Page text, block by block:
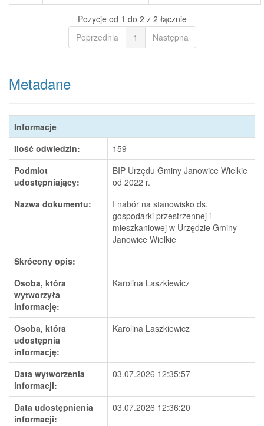
Pozycje od 1 do 2 z 2 łącznie
Poprzednia
1 Następna
Metadane
Informacje
Ilość odwiedzin:
159
Podmiot
udostępniający:
BIP Urzędu Gminy Janowice Wielkie
od 2022 r.
Nazwa dokumentu:
I nabór na stanowisko ds.
gospodarki przestrzennej i
mieszkaniowej w Urzędzie Gminy
Janowice Wielkie
Skrócony opis:
Osoba, która
wytworzyła
informację:
Karolina Laszkiewicz
Osoba, która
udostępnia
informację:
Karolina Laszkiewicz
Data wytworzenia
informacji:
03.07.2026 12:35:57
Data udostępnienia
informacji:
03.07.2026 12:36:20